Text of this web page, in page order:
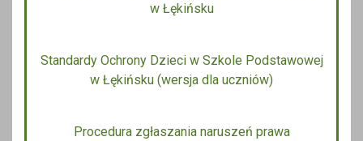
w Łękińsku
Standardy Ochrony Dzieci w Szkole Podstawowej
w Łękińsku (wersja dla uczniów)
Procedura zgłaszania naruszeń prawa